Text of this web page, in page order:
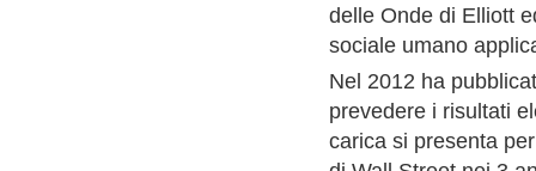
delle Onde di Elliott
sociale umano
Nel 2012 ha
prevedere i risultati
carica si presenta